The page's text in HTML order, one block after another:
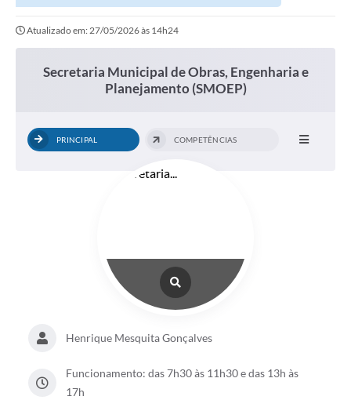
Atualizado em: 27/05/2026 às 14h24
Secretaria Municipal de Obras, Engenharia e
Planejamento (SMOEP)
PRINCIPAL COMPETÊNCIAS
Henrique Mesquita Gonçalves
Funcionamento: das 7h30 às 11h30 e das 13h às
17h